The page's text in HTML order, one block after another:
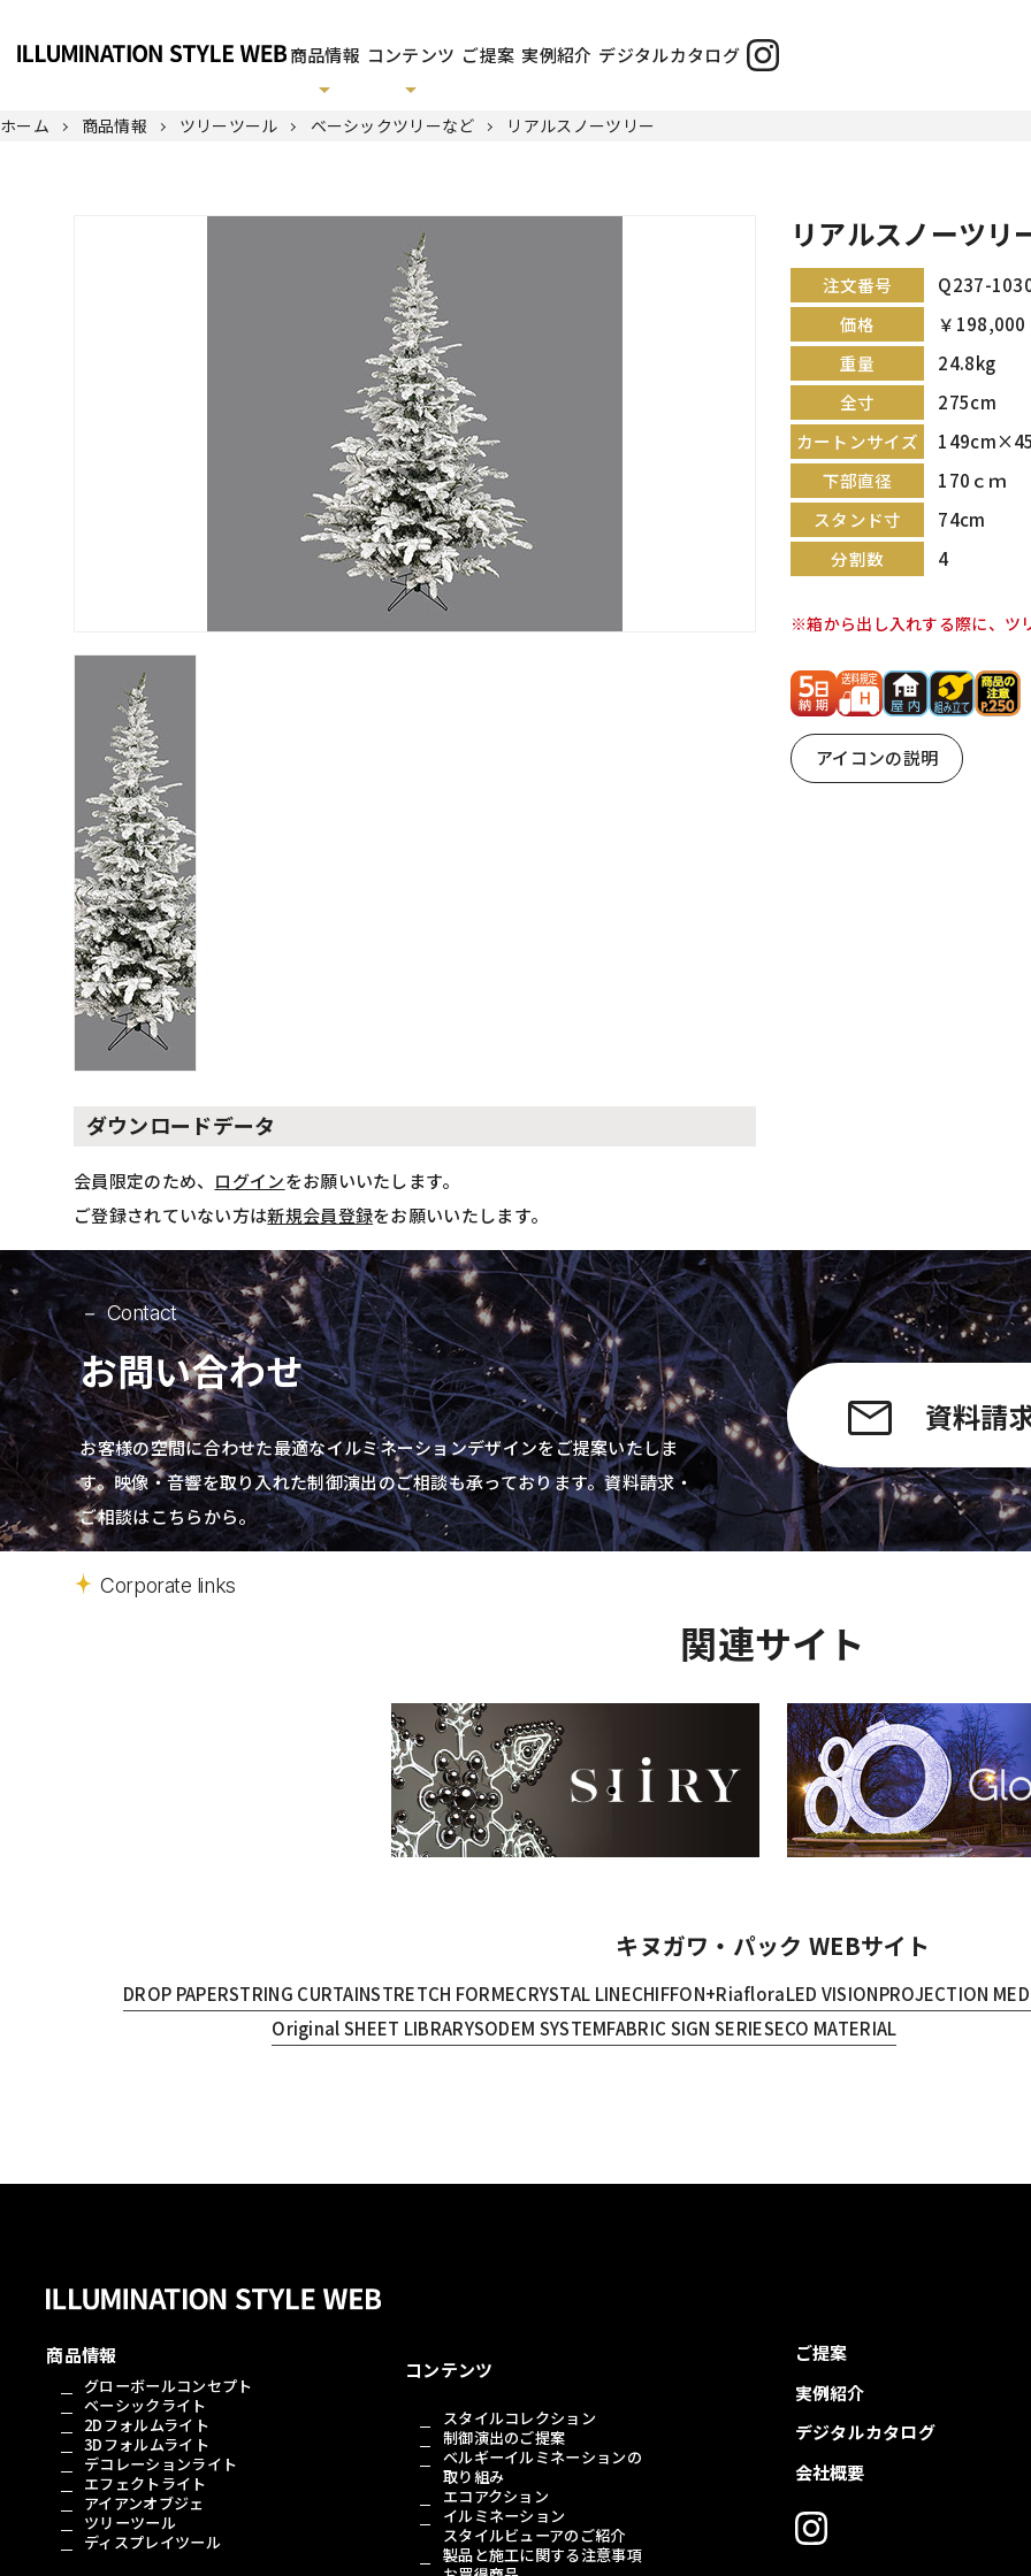
商品情報 コンテンツ ご提案 実例紹介 デジタルカタログ
ホーム 商品情報 ツリーツール ベーシックツリーなど リアルスノーツリー
リアルスノーツリ
注文番号
Q237-
価格
￥
重量
24.8kg
全寸
275cm
カートンサイズ
下部直径
170ｃｍ
スタンド寸
74cm
分割数
4
※箱から出し入れする際に、ツ
アイコンの説明
ダウンロードデータ
会員限定のため、 ログインをお願いいたします。
ご登録されていない方は新規会員登録をお願いいたします。
Contact
お問い合わせ
お客様の空間に合わせた最適なイルミネーションデザインをご提案いたしま
す。映像・音響を取り入れた制御演出のご相談も承っております。資料請求・
ご相談はこちらから。
資料請
Corporate links
関連サイト
キヌガワ・パック WEBサイト
DROP PAPERSTRING CURTAINSTRETCH FORMECRYSTAL LINECHIFFON+RiafloraLED VISIONPROJECTION
Original SHEET LIBRARYSODEM SYSTEMFABRIC SIGN SERIESECO MATERIAL
商品情報
グローボールコンセプト
ベーシックライト
2Dフォルムライト
3Dフォルムライト
デコレーションライト
エフェクトライト
アイアンオブジェ
ツリーツール
ディスプレイツール
コンテンツ
スタイルコレクション
制御演出のご提案
ベルギーイルミネーションの
取り組み
エコアクション
イルミネーション
スタイルビューアのご紹介
製品と施工に関する注意事項
ご提案
実例紹介
デジタルカタログ
会社概要